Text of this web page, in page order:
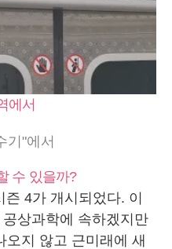
에서
기"에서
수 있을까?
4가 개시되었다. 이
상과학에 속하겠지만
오지 않고 근미래에 새